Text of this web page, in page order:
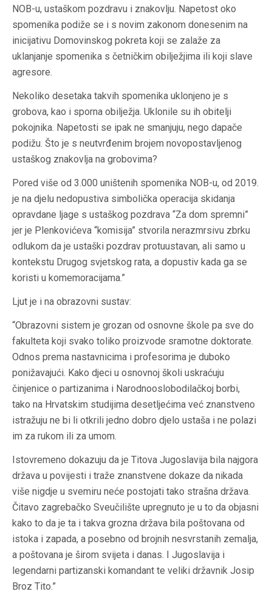
NOB-u, ustaškom pozdravu i znakovlju. Napetost oko
spomenika podiže se i s novim zakonom donesenim na
inicijativu Domovinskog pokreta koji se zalaže za
uklanjanje spomenika s četničkim obilježjima ili koji slave
agresore.
Nekoliko desetaka takvih spomenika uklonjeno je s
grobova, kao i sporna obilježja. Uklonile su ih obitelji
pokojnika. Napetosti se ipak ne smanjuju, nego dapače
podižu. Što je s neutvrđenim brojem novopostavljenog
ustaškog znakovlja na grobovima?
Pored više od 3.000 uništenih spomenika NOB-u, od 2019.
je na djelu nedopustiva simbolička operacija skidanja
opravdane ljage s ustaškog pozdrava “Za dom spremni”
jer je Plenkovićeva “komisija” stvorila nerazmrsivu zbrku
odlukom da je ustaški pozdrav protuustavan, ali samo u
kontekstu Drugog svjetskog rata, a dopustiv kada ga se
koristi u komemoracijama.”
Ljut je i na obrazovni sustav:
“Obrazovni sistem je grozan od osnovne škole pa sve do
fakulteta koji svako toliko proizvode sramotne doktorate.
Odnos prema nastavnicima i profesorima je duboko
ponižavajući. Kako djeci u osnovnoj školi uskraćuju
činjenice o partizanima i Narodnooslobodilačkoj borbi,
tako na Hrvatskim studijima desetljećima već znanstveno
istražuju ne bi li otkrili jedno dobro djelo ustaša i ne polazi
im za rukom ili za umom.
Istovremeno dokazuju da je Titova Jugoslavija bila najgora
država u povijesti i traže znanstvene dokaze da nikada
više nigdje u svemiru neće postojati tako strašna država.
Čitavo zagrebačko Sveučilište upregnuto je u to da objasni
kako to da je ta i takva grozna država bila poštovana od
istoka i zapada, a posebno od brojnih nesvrstanih zemalja,
a poštovana je širom svijeta i danas. I Jugoslavija i
legendarni partizanski komandant te veliki državnik Josip
Broz Tito.”